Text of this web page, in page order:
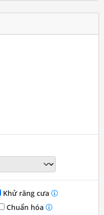
Khử răng cưa
Chuẩn hóa